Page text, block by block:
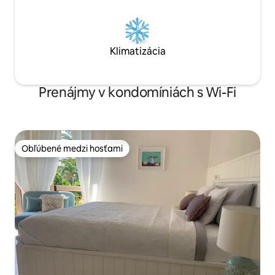
Klimatizácia
Prenájmy v kondomíniách s Wi-Fi
Obľúbené medzi hosťami
Obľúbené medzi hosťami